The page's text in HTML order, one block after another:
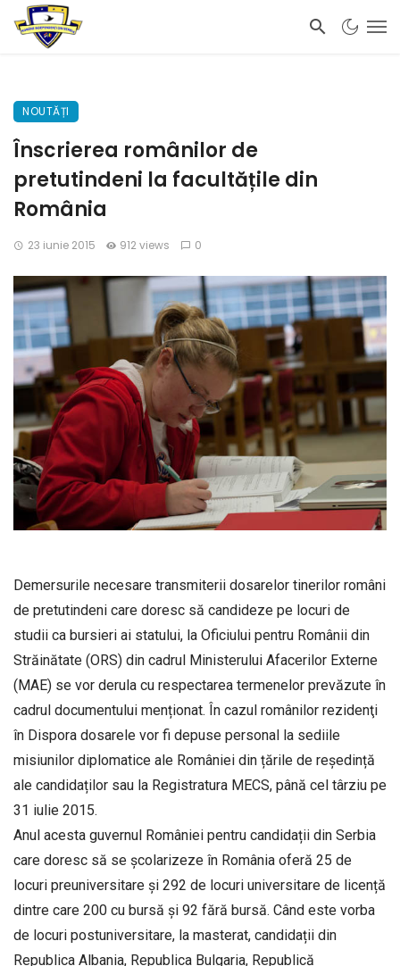
NOUTĂȚI
Înscrierea românilor de
pretutindeni la facultățile din
România
23 iunie 2015 912 views 0
Demersurile necesare transmiterii dosarelor tinerilor români
de pretutindeni care doresc să candideze pe locuri de
studii ca bursieri ai statului, la Oficiului pentru Românii din
Străinătate (ORS) din cadrul Ministerului Afacerilor Externe
(MAE) se vor derula cu respectarea termenelor prevăzute în
cadrul documentului menționat. În cazul românilor rezidenţi
în Dispora dosarele vor fi depuse personal la sediile
misiunilor diplomatice ale României din țările de reședință
ale candidaților sau la Registratura MECS, până cel târziu pe
31 iulie 2015.
Anul acesta guvernul României pentru candidații din Serbia
care doresc să se școlarizeze în România oferă 25 de
locuri preuniversitare și 292 de locuri universitare de licență
dintre care 200 cu bursă și 92 fără bursă. Când este vorba
de locuri postuniversitare, la masterat, candidații din
Republica Albania, Republica Bulgaria, Republică